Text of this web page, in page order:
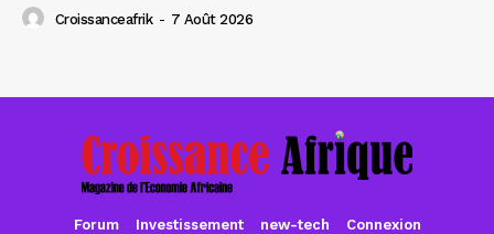
Croissanceafrik - 7 Août 2026
Forum Investissement new-tech Connexion